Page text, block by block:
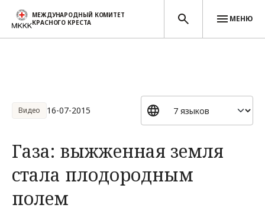
МЕЖДУНАРОДНЫЙ КОМИТЕТ
КРАСНОГО КРЕСТА
МЕНЮ
Видео 16-07-2015
Газа: выжженная земля
стала плодородным
полем